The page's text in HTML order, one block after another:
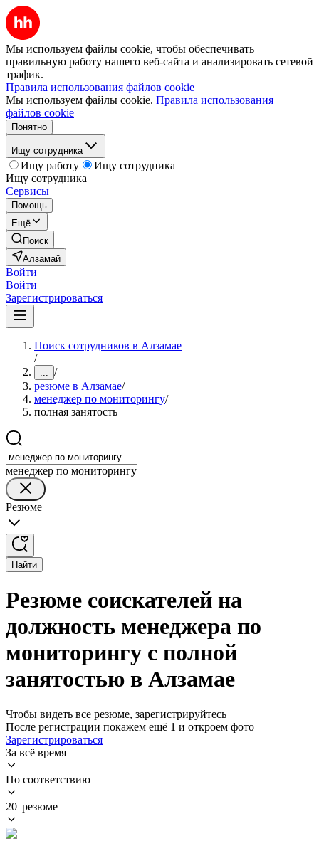
Мы используем файлы cookie, чтобы обеспечивать
правильную работу нашего веб-сайта и анализировать сетевой
трафик.
Правила использования файлов cookie
Мы используем файлы cookie. Правила использования
файлов cookie
Понятно
Ищу сотрудника
Ищу работу
Ищу сотрудника
Ищу сотрудника
Сервисы
Помощь
Ещё
Поиск
Алзамай
Войти
Войти
Зарегистрироваться
Поиск сотрудников в Алзамае
/
... /
резюме в Алзамае/
менеджер по мониторингу/
полная занятость
менеджер по мониторингу
Резюме
Найти
Резюме соискателей на
должность менеджера по
мониторингу с полной
занятостью в Алзамае
Чтобы видеть все резюме, зарегистрируйтесь
После регистрации покажем ещё 1 и откроем фото
Зарегистрироваться
За всё время
По соответствию
20 резюме